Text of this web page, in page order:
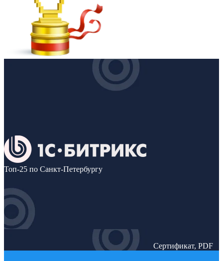
Топ-25 по Санкт-Петербургу
Сертификат, PDF